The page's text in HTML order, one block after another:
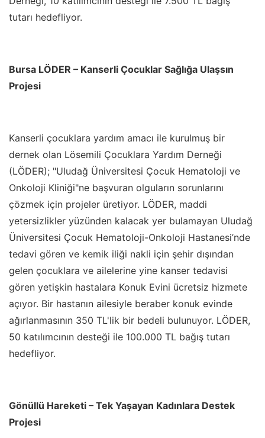
tutarı hedefliyor.
Bursa LÖDER – Kanserli Çocuklar Sağlığa Ulaşsın
Projesi
Kanserli çocuklara yardım amacı ile kurulmuş bir
dernek olan Lösemili Çocuklara Yardım Derneği
(LÖDER); "Uludağ Üniversitesi Çocuk Hematoloji ve
Onkoloji Kliniği"ne başvuran olguların sorunlarını
çözmek için projeler üretiyor. LÖDER, maddi
yetersizlikler yüzünden kalacak yer bulamayan Uludağ
Üniversitesi Çocuk Hematoloji-Onkoloji Hastanesi’nde
tedavi gören ve kemik iliği nakli için şehir dışından
gelen çocuklara ve ailelerine yine kanser tedavisi
gören yetişkin hastalara Konuk Evini ücretsiz hizmete
açıyor. Bir hastanın ailesiyle beraber konuk evinde
ağırlanmasının 350 TL'lik bir bedeli bulunuyor. LÖDER,
50 katılımcının desteği ile 100.000 TL bağış tutarı
hedefliyor.
Gönüllü Hareketi – Tek Yaşayan Kadınlara Destek
Projesi